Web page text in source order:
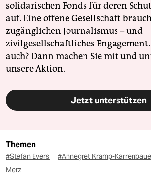
solidarischen Fonds für deren
auf. Eine offene Gesellschaft
zugänglichen Journalismus – und
zivilgesellschaftliches
auch? Dann machen Sie mit und
unsere Aktion.
Jetzt unterstützen
Themen
#Stefan Evers #Annegret Kramp-
Merz